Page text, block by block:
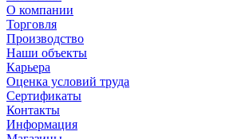
О компании
Торговля
Производство
Наши объекты
Карьера
Оценка условий труда
Сертификаты
Контакты
Информация